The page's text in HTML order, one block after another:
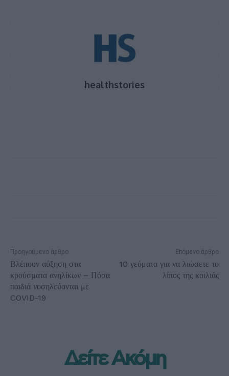
healthstories
Προηγούμενο άρθρο
Βλέπουν αύξηση στα
κρούσματα ανηλίκων – Πόσα
παιδιά νοσηλεύονται με
COVID-19
Επόμενο άρθρο
10 γεύματα για να λιώσετε το
λίπος της κοιλιάς
Δείτε Ακόμη